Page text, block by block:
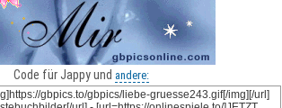
Code für Jappy und andere: